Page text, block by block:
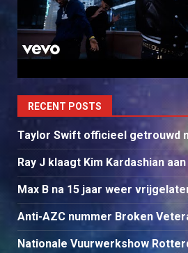
RECENT POSTS
Taylor Swift officieel getrouwd
Ray J klaagt Kim Kardashian
Max B na 15 jaar weer
Anti-AZC nummer Broken
Nationale Vuurwerkshow